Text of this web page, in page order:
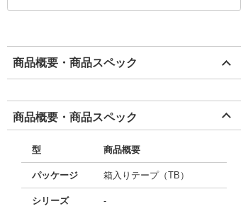
商品概要・商品スペック
商品概要・商品スペック
型 商品概要
パッケージ 箱入りテープ（TB）
シリーズ -